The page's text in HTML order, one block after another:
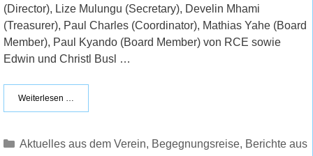
(Director), Lize Mulungu (Secretary), Develin Mhami
(Treasurer), Paul Charles (Coordinator), Mathias Yahe (Board
Member), Paul Kyando (Board Member) von RCE sowie
Edwin und Christl Busl …
Weiterlesen …
Kategorien
Aktuelles aus dem Verein, Begegnungsreise, Berichte aus